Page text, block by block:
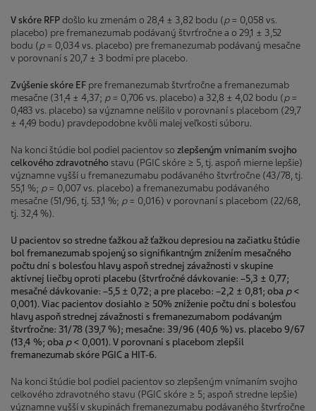
V skóre RFPdošlo ku zmenám o 28,4 ± 3,82 bodu (p= 0,058 vs.
placebo) pre fremanezumab podávaný štvrťročne a o 29,1 ± 3,52
bodu (p= 0,034 vs. placebo) pre fremanezumab podávaný mesačne
v porovnaní s 20,7 ± 3 bodmi pre placebo.
Zvýšenie skóre EF pre fremanezumab štvrťročne a fremanezumab
mesačne (31,4 ± 4,37; p= 0,706 vs. placebo) a 32,8 ± 4,02 bodu (p=
0,483 vs. placebo) sa významne nelíšilo v porovnaní s placebom (29,7
± 4,49 bodu) pravdepodobne kvôli malej veľkosti súboru.
Na konci štúdie bol podiel pacientov so zlepšeným vnímaním svojho
celkového zdravotnéhostavu (PGIC skóre ≥ 5, tj. aspoň mierne lepšie)
významne vyšší u fremanezumabu podávaného štvrťročne (43/78, tj.
55,1 %; p= 0,007 vs. placebo) a fremanezumabu podávaného
mesačne (51/96, tj. 53,1 %; p= 0,016) v porovnaní s placebom (22/68,
tj. 32,4 %).
U pacientov so stredne ťažkou až ťažkou depresiou na začiatku štúdie
bol fremanezumab spojený so signifikantným znížením mesačného
počtu dní s bolesťou hlavy aspoň strednej závažnosti v skupine
aktívnej liečby oproti placebu (štvrťročné dávkovanie: –5,3 ± 0,77;
mesačné dávkovanie: –5,5 ± 0,72; a pre placebo: –2,2 ± 0,81; oba p<
0,001). Viac pacientov dosiahlo ≥ 50% zníženie počtu dní s bolesťou
hlavy aspoň strednej závažnosti s fremanezumabom podávaným
štvrťročne: 31/78 (39,7 %); mesačne: 39/96 (40,6 %) vs. placebo 9/67
(13,4 %; oba p< 0,001). V porovnaní s placebom zlepšil
fremanezumab skóre PGIC a HIT-6.
Na konci štúdie bol podiel pacientov so zlepšeným vnímaním svojho
celkového zdravotného stavu (PGIC skóre ≥ 5; aspoň stredne lepšie)
významne vyšší v skupinách fremanezumabu podávaného štvrťročne